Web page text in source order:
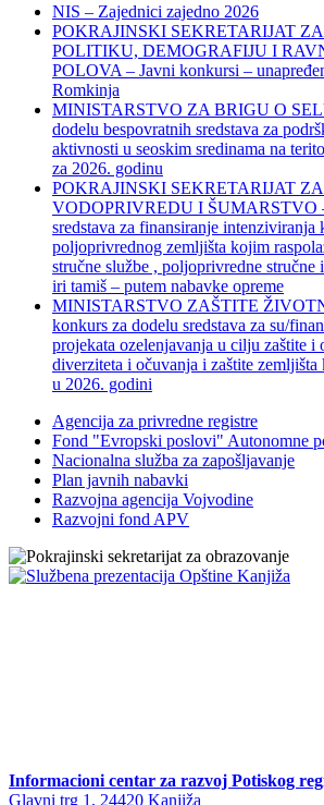
NIS – Zajednici zajedno 2026
POKRAJINSKI SEKRETARIJAT
POLITIKU, DEMOGRAFIJU I
POLOVA – Javni konkursi –
Romkinja
MINISTARSTVO ZA BRIGU O
dodelu bespovratnih sredstava za
aktivnosti u seoskim sredinama na
za 2026. godinu
POKRAJINSKI SEKRETARIJAT
VODOPRIVREDU I ŠUMARSTVO
sredstava za finansiranje intenziviranja
poljoprivrednog zemljišta kojim
stručne službe , poljoprivredne stručne
iri tamiš ‒ putem nabavke opreme
MINISTARSTVO ZAŠTITE
konkurs za dodelu sredstava za su/
projekata ozelenjavanja u cilju zaštite i
diverziteta i očuvanja i zaštite zemljišta
u 2026. godini
Agencija za privredne registre
Fond "Evropski poslovi" Autonomne
Nacionalna služba za zapošljavanje
Plan javnih nabavki
Razvojna agencija Vojvodine
Razvojni fond APV
Informacioni centar za razvoj Potiskog
Glavni trg 1, 24420 Kanjiža